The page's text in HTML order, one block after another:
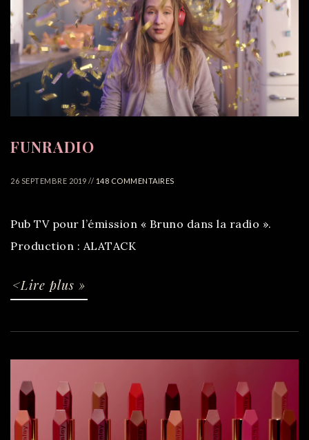
FUNRADIO
26 SEPTEMBRE 2019 // 148 COMMENTAIRES
Pub TV pour l’émission « Bruno dans la radio ».
Production : ALATACK
<Lire plus »